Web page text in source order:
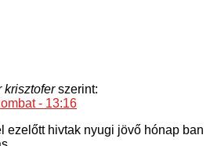
krisztofer szerint:
- 13:16
ezelőtt hivtak nyugi jövő hónap ban